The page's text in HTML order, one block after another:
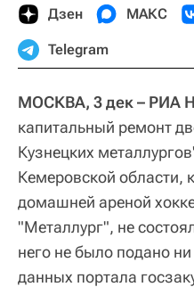
Дзен МАКС
Telegram
МОСКВА, 3 дек – РИА
капитальный ремонт
Кузнецких
Кемеровской области,
домашней ареной
"Металлург", не
него не было подано
данных портала